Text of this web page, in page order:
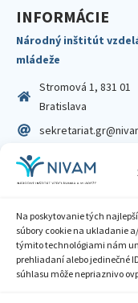
Na poskytovanie tých
súbory cookie na ukladanie
týmito technológiami nám
prehliadaní alebo jedinečné
súhlasu môže nepriaznivo
INFORMÁCIE
Národný inštitút
mládeže
Stromová 1, 831 01
Bratislava
IČO: 00164348
DIČ: 2020798714